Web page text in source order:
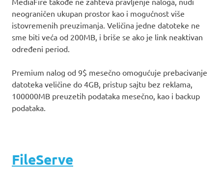
neograničen ukupan prostor kao i mogućnost više
istovremenih preuzimanja. Veličina jedne datoteke ne
sme biti veća od 200MB, i briše se ako je link neaktivan
određeni period.
Premium nalog od 9$ mesečno omogućuje prebacivanje
datoteka veličine do 4GB, pristup sajtu bez reklama,
100000MB preuzetih podataka mesečno, kao i backup
podataka.
FileServe